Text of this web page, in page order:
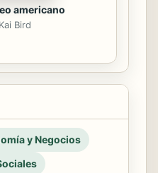
americano
Kai Bird
y Negocios